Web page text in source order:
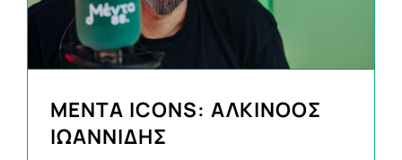
ΜΕΝΤΑ ICONS: ΑΛΚΙΝΟΟΣ
ΙΩΑΝΝΙΔΗΣ